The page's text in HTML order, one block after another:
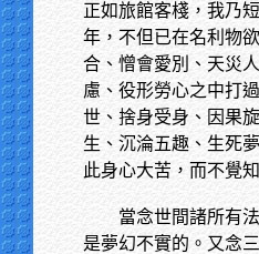
正如旅館客棧，我乃
年，不但已在名利物
合、憎會愛別、天災
慮、役形勞心之中打
世、捨身受身、因果
生、沉淪五趣、生死
此身心大苦，而不覺知
當念世間諸所有
是夢幻不實的。又念